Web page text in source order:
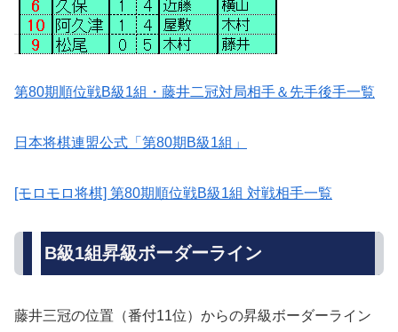
第80期順位戦B級1組・藤井二冠対局相手＆先手後手一覧
日本将棋連盟公式「第80期B級1組」
[モロモロ将棋] 第80期順位戦B級1組 対戦相手一覧
B級1組昇級ボーダーライン
藤井三冠の位置（番付11位）からの昇級ボーダーライン